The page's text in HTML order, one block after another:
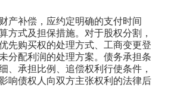
产补偿，应约定明确的支付时间
方式及担保措施。对于股权分割，
先购买权的处理方式、工商变更登
分配利润的处理方案。债务承担条
、承担比例、追偿权利行使条件，
响债权人向双方主张权利的法律后